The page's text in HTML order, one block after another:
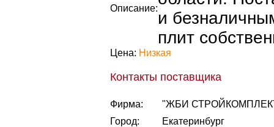
Описание:
и
плит
Цена: Низкая
Контакты поставщика
Фирма:
"ЖБИ
Город:
Екатеринбург